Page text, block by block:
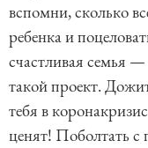
вспомни, сколько
ребенка и
счастливая семья
такой проект.
тебя в
ценят! Поболтать с